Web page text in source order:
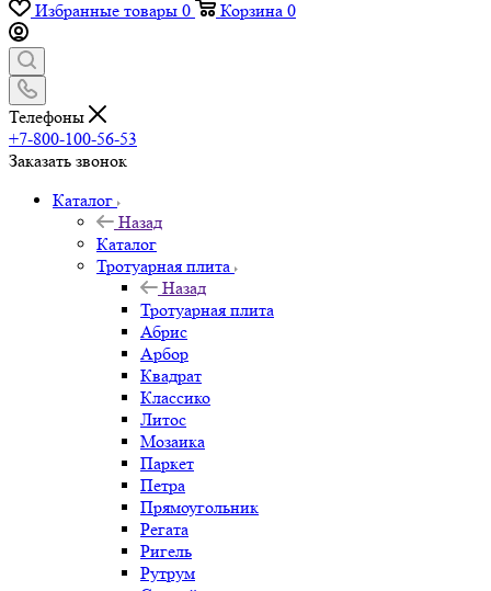
Избранные товары 0 Корзина 0
Телефоны
+7-800-100-56-53
Заказать звонок
Каталог
Назад
Каталог
Тротуарная плита
Назад
Тротуарная плита
Абрис
Арбор
Квадрат
Классико
Литос
Мозаика
Паркет
Петра
Прямоугольник
Регата
Ригель
Рутрум